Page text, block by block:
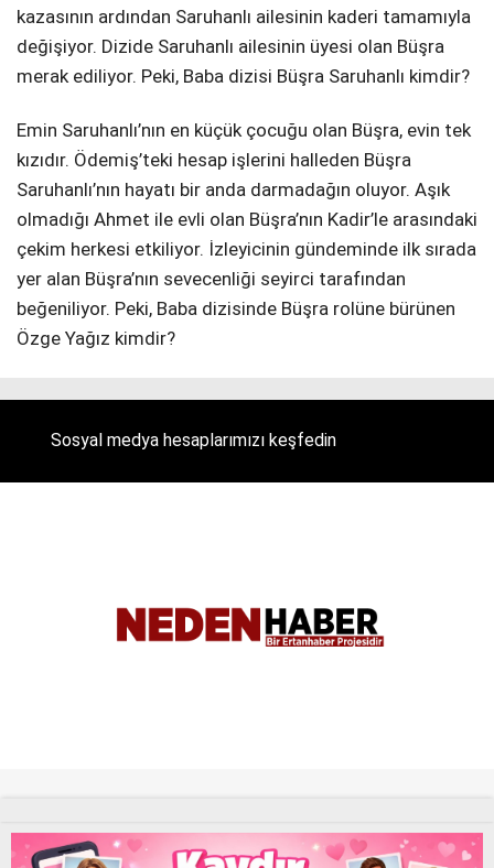
kazasının ardından Saruhanlı ailesinin kaderi tamamıyla
değişiyor. Dizide Saruhanlı ailesinin üyesi olan Büşra
merak ediliyor. Peki, Baba dizisi Büşra Saruhanlı kimdir?
Emin Saruhanlı’nın en küçük çocuğu olan Büşra, evin tek
kızıdır. Ödemiş’teki hesap işlerini halleden Büşra
Saruhanlı’nın hayatı bir anda darmadağın oluyor. Aşık
olmadığı Ahmet ile evli olan Büşra’nın Kadir’le arasındaki
çekim herkesi etkiliyor. İzleyicinin gündeminde ilk sırada
yer alan Büşra’nın sevecenliği seyirci tarafından
beğeniliyor. Peki, Baba dizisinde Büşra rolüne bürünen
Özge Yağız kimdir?
Sosyal medya hesaplarımızı keşfedin